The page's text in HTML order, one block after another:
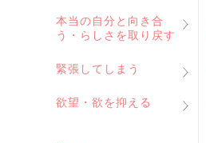
本当の自分と向き合
う・らしさを取り戻す
緊張してしまう
欲望・欲を抑える